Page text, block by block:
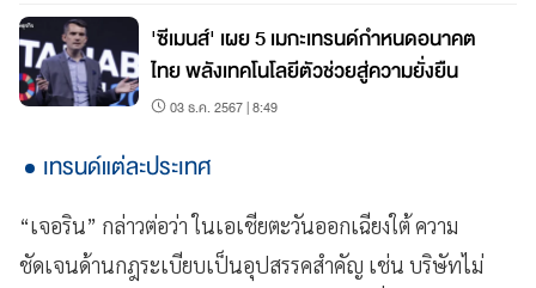
'ซีเมนส์' เผย 5 เมกะเทรนด์กำหนดอนาคต
ไทย พลังเทคโนโลยีตัวช่วยสู่ความยั่งยืน
03 ธ.ค. 2567 | 8:49
เทรนด์แต่ละประเทศ
“เจอริน” กล่าวต่อว่า ในเอเชียตะวันออกเฉียงใต้ ความ
ชัดเจนด้านกฎระเบียบเป็นอุปสรรคสำคัญ เช่น บริษัทไม่